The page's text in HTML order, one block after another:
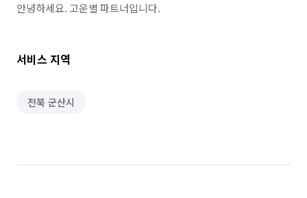
안녕하세요. 고운별 파트너입니다.
서비스 지역
전북 군산시